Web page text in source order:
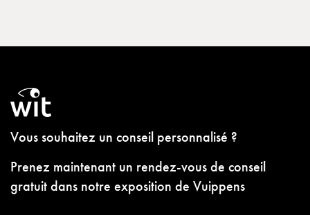
Vous souhaitez un conseil personnalisé ?
Prenez maintenant un rendez-vous de conseil
gratuit dans notre exposition de Vuippens